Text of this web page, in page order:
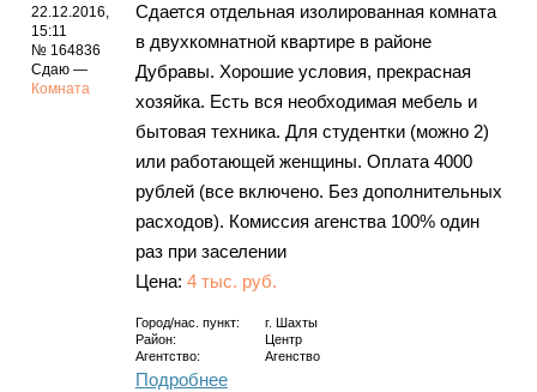
22.12.2016,
15:11
№ 164836
Сдаю —
Комната
Сдается отдельная изолированная комната
в двухкомнатной квартире в районе
Дубравы. Хорошие условия, прекрасная
хозяйка. Есть вся необходимая мебель и
бытовая техника. Для студентки (можно 2)
или работающей женщины. Оплата 4000
рублей (все включено. Без дополнительных
расходов). Комиссия агенства 100% один
раз при заселении
Цена: 4 тыс. руб.
Город/нас. пункт: г.
Шахты
Район:
Центр
Агентство:
Агенство
Подробнее